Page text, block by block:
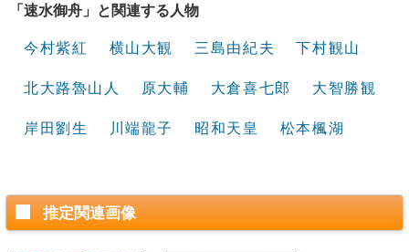
「速水御舟」と関連する人物
今村紫紅 横山大観 三島由紀夫 下村観山
北大路魯山人 原大輔 大倉喜七郎 大智勝観
岸田劉生 川端龍子 昭和天皇 松本楓湖
推定関連画像